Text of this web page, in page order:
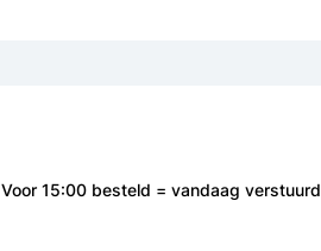
Voor 15:00 besteld = vandaag verstuurd